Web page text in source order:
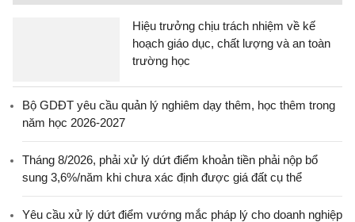
Hiệu trưởng chịu trách nhiệm về kế
hoạch giáo dục, chất lượng và an toàn
trường học
Bộ GDĐT yêu cầu quản lý nghiêm dạy thêm, học thêm trong
năm học 2026-2027
Tháng 8/2026, phải xử lý dứt điểm khoản tiền phải nộp bổ
sung 3,6%/năm khi chưa xác định được giá đất cụ thể
Yêu cầu xử lý dứt điểm vướng mắc pháp lý cho doanh nghiệp